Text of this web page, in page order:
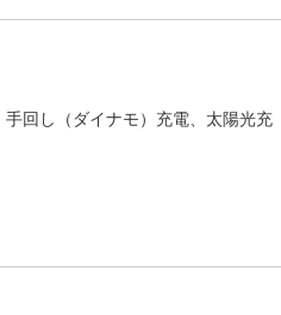
回し（ダイナモ）充電、太陽光充